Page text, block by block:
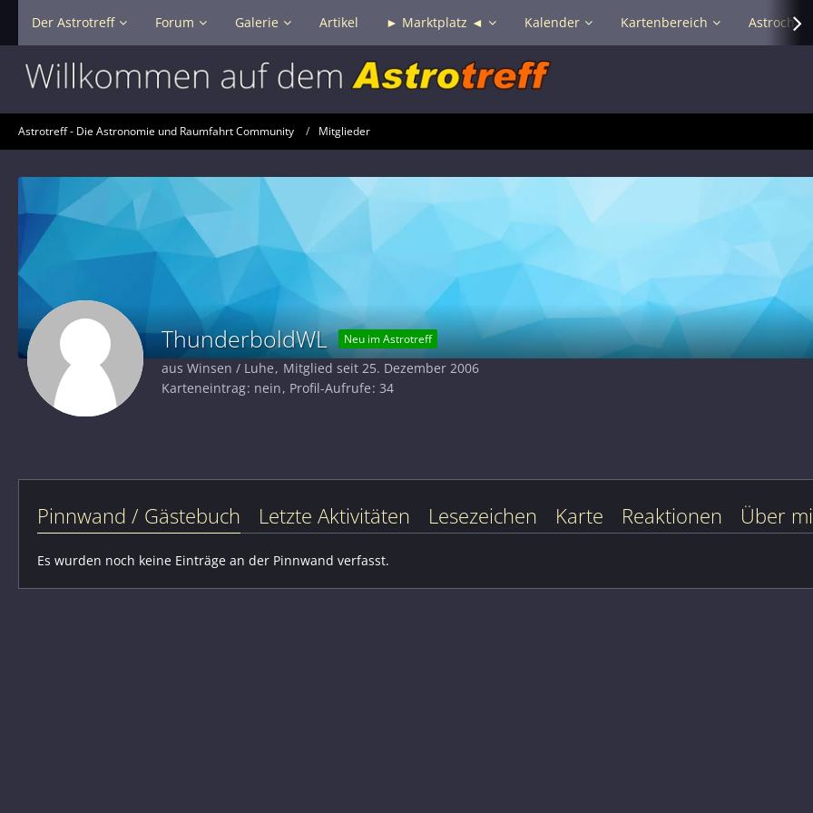
Der Astrotreff Forum Galerie Artikel ► Marktplatz ◄ Kalender Kartenbereich Astrochat
Astrotreff - Die Astronomie und Raumfahrt Community Mitglieder
ThunderboldWL Neu im Astrotreff
aus Winsen / Luhe
Mitglied seit 25. Dezember 2006
Karteneintrag nein Profil-Aufrufe 34
Pinnwand / Gästebuch Letzte Aktivitäten Lesezeichen Karte Reaktionen Über
Es wurden noch keine Einträge an der Pinnwand verfasst.